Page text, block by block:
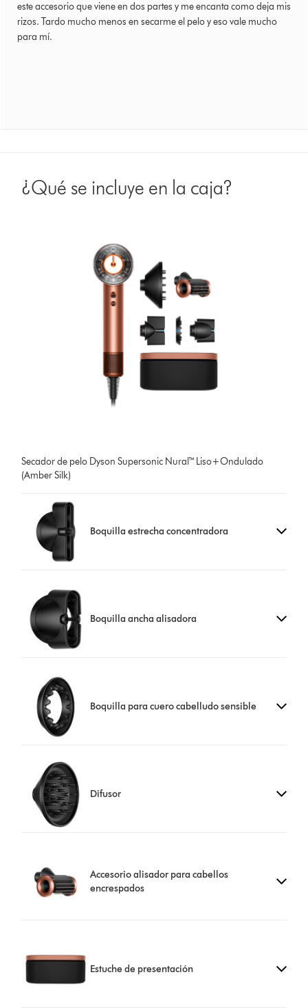
este accesorio que viene en dos partes y me encanta como deja mis
rizos. Tardo mucho menos en secarme el pelo y eso vale mucho
para mí.
¿Qué se incluye en la caja?
Secador de pelo Dyson Supersonic Nural™ Liso+Ondulado
(Amber Silk)
Boquilla estrecha concentradora
Boquilla ancha alisadora
Boquilla para cuero cabelludo sensible
Difusor
Accesorio alisador para cabellos
encrespados
Estuche de presentación